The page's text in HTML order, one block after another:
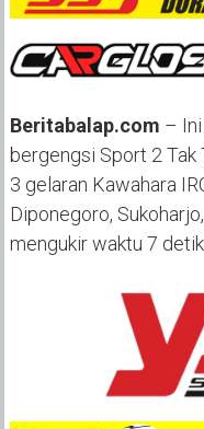
Beritabalap.com –
bergengsi Sport 2
3 gelaran Kawahara
Diponegoro,
mengukir waktu 7